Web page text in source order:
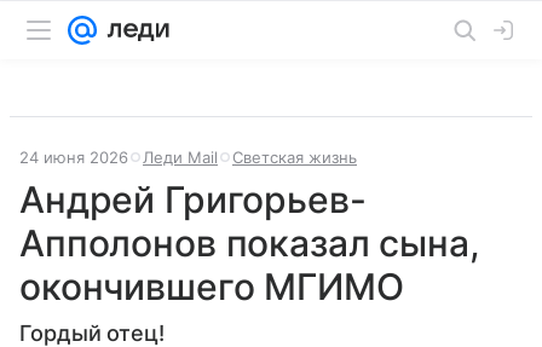
24 июня 2026 Леди Mail Светская жизнь
Андрей Григорьев-
Апполонов показал сына,
окончившего МГИМО
Гордый отец!